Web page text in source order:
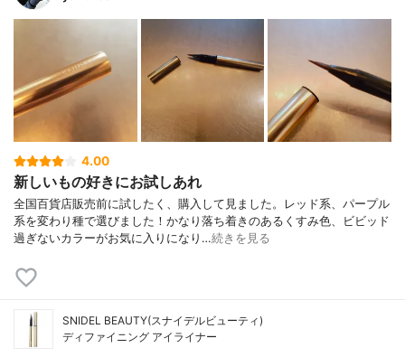
4.00
新しいもの好きにお試しあれ
全国百貨店販売前に試したく、購入して見ました。レッド系、パープル
系を変わり種で選びました！かなり落ち着きのあるくすみ色、ビビッド
過ぎないカラーがお気に入りになり…続きを見る
SNIDEL BEAUTY(スナイデルビューティ)
ディファイニング アイライナー